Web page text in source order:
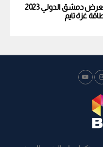
نتائج يانصيب معرض دمشق الدولي 2023
غزة تايم